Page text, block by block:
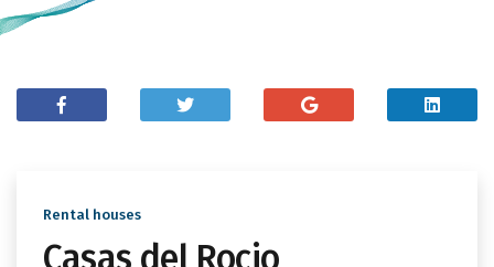
Rental houses
Casas del Rocio